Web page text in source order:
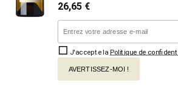
26,65 €
J'accepte la Politique de
AVERTISSEZ-MOI !